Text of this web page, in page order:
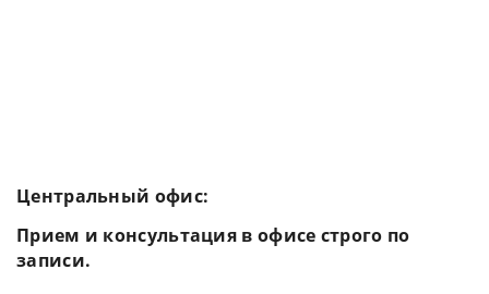
Центральный офис:
Прием и консультация в офисе строго по
записи.